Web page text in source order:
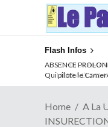
Flash Infos
ABSENCE
Qui pilote le
Home
A La